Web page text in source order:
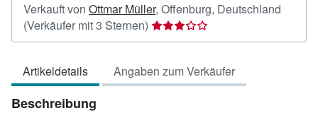
Verkauft von Ottmar Müller, Offenburg, Deutschland
(Verkäufer mit 3 Sternen) Verkäuferbewertung
3
5
Sternen
Artikeldetails Angaben zum Verkäufer
Beschreibung